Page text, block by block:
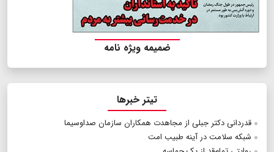
ضمیمه ویژه نامه
تیتر خبرها
قدردانی دکتر جبلی از مجاهدت همکاران سازمان صداوسیما
شبکه سلامت در آینه طبیب امت